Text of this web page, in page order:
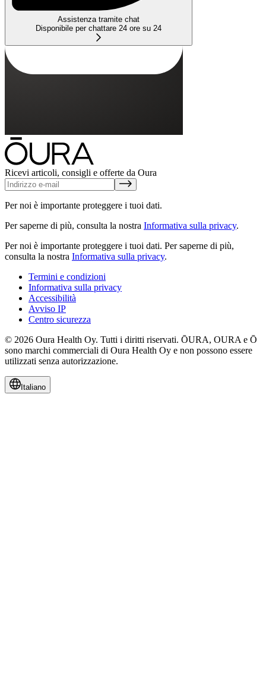
Assistenza tramite chat
Disponibile per chattare 24 ore su 24
Ricevi articoli, consigli e offerte da Oura
Per noi è importante proteggere i tuoi dati.
Per saperne di più, consulta la nostra Informativa sulla privacy.
Per noi è importante proteggere i tuoi dati. Per saperne di più,
consulta la nostra Informativa sulla privacy.
Termini e condizioni
Informativa sulla privacy
Accessibilità
Avviso IP
Centro sicurezza
© 2026 Oura Health Oy. Tutti i diritti riservati. ŌURA, OURA e Ō
sono marchi commerciali di Oura Health Oy e non possono essere
utilizzati senza autorizzazione.
Italiano